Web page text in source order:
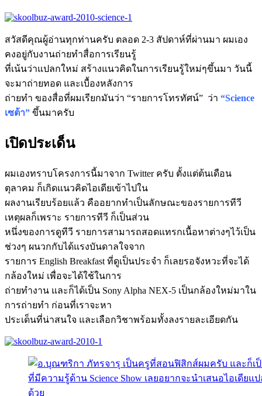
สวัสดีคุณผู้อ่านทุกท่านครับ ตลอด 2-3 สัปดาห์ที่ผ่านมา ผมเอง
คงอยู่กับงานถ่ายทำสื่อการเรียนรู้
ที่เน้นว่าแปลกใหม่ สร้างแนวคิดในการเรียนรู้ใหม่ๆขึ้นมา วันนี้
จะมาถ่ายทอด และเบื้องหลังการ
ถ่ายทำ ของสื่อที่ผมเรียกมันว่า “รายการโทรทัศน์” ว่า “Science
เซต้า” ขึ้นมาครับ
เปิดประเด็น
ผมเองทราบโครงการนี้มาจาก Twitter ครับ ตั้งแต่ต้นเดือน
ตุลาคม ก็เกิดแนวคิดไอเดียเข้าไปใน
ผลงานเรียบร้อยแล้ว คืออยากทำเป็นลักษณะของรายการทีวี
เหตุผลก็เพราะ รายการทีวี ก็เป็นส่วน
หนึ่งของการดูทีวี รายการสามารถสอดแทรกเนื้อหาต่างๆไว้เป็น
ช่วงๆ ผนวกกับได้แรงบันดาลใจจาก
รายการ English Breakfast ที่ดูเป็นประจำ ก็เลยรอจังหวะที่จะได้
กล้องใหม่ เพื่อจะได้ใช้ในการ
ถ่ายทำงาน และก็ได้เป็น Sony Alpha NEX-5 เป็นกล้องใหม่มาใน
การถ่ายทำ ก่อนที่เราจะหา
ประเด็นที่น่าสนใจ และเลือกวิชาพร้อมทั้งลงรายละเอียดกัน